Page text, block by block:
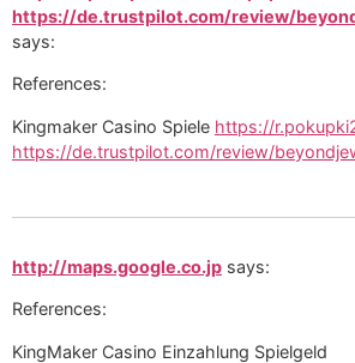
https://de.trustpilot.com/review/
says:
References:
Kingmaker Casino Spiele https://
https://de.trustpilot.com/review/
http://maps.google.co.jp says:
References:
KingMaker Casino Einzahlung Spielgeld